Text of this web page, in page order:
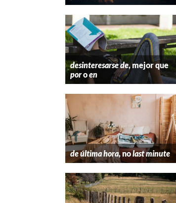
desinteresarse de, mejor que
poroen
de última hora, nolast minute